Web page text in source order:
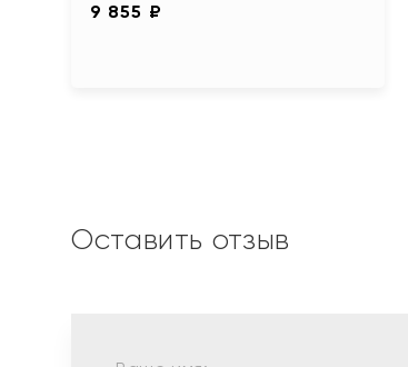
9 855 ₽
Оставить отзыв